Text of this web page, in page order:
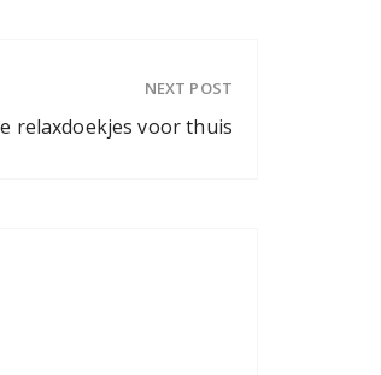
NEXT POST
relaxdoekjes voor thuis